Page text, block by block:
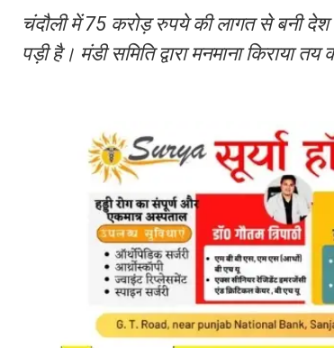
चंदौली में 75 करोड़ रुपये की लागत से बनी
पड़ी है। मंडी समिति द्वारा मनमाना